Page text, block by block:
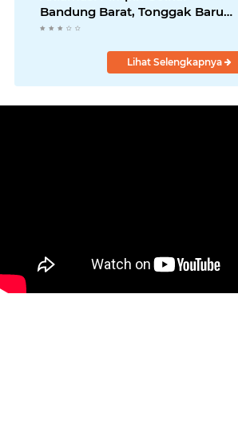
Bandung Barat, Tonggak Baru
Kepemimpinan Harmonis
Lihat Selengkapnya